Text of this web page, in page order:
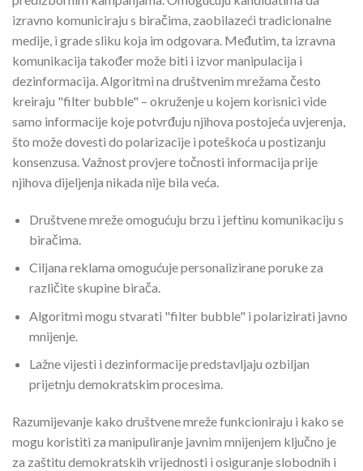
izravno komuniciraju s biračima, zaobilazeći tradicionalne
medije, i grade sliku koja im odgovara. Međutim, ta izravna
komunikacija također može biti i izvor manipulacija i
dezinformacija. Algoritmi na društvenim mrežama često
kreiraju "filter bubble" – okruženje u kojem korisnici vide
samo informacije koje potvrđuju njihova postojeća uvjerenja,
što može dovesti do polarizacije i poteškoća u postizanju
konsenzusa. Važnost provjere točnosti informacija prije
njihova dijeljenja nikada nije bila veća.
Društvene mreže omogućuju brzu i jeftinu komunikaciju s
biračima.
Ciljana reklama omogućuje personalizirane poruke za
različite skupine birača.
Algoritmi mogu stvarati "filter bubble" i polarizirati javno
mnijenje.
Lažne vijesti i dezinformacije predstavljaju ozbiljan
prijetnju demokratskim procesima.
Razumijevanje kako društvene mreže funkcioniraju i kako se
mogu koristiti za manipuliranje javnim mnijenjem ključno je
za zaštitu demokratskih vrijednosti i osiguranje slobodnih i